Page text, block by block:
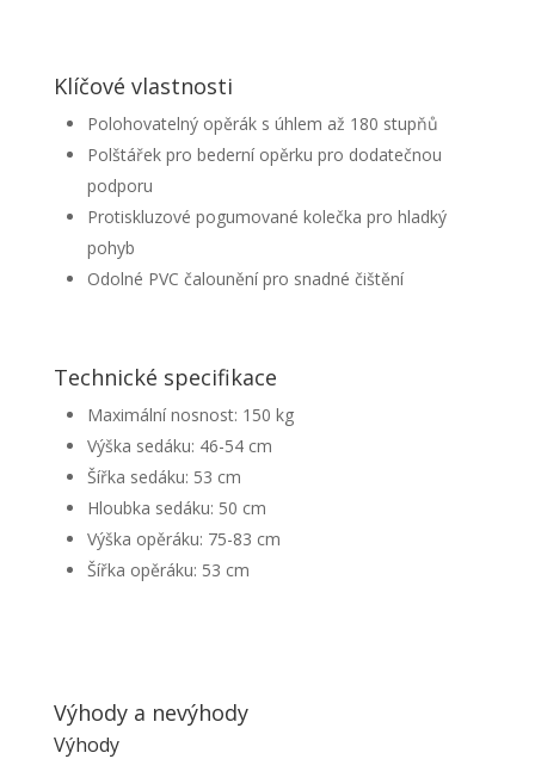
Klíčové vlastnosti
Polohovatelný opěrák s úhlem až 180 stupňů
Polštářek pro bederní opěrku pro dodatečnou
podporu
Protiskluzové pogumované kolečka pro hladký
pohyb
Odolné PVC čalounění pro snadné čištění
Technické specifikace
Maximální nosnost: 150 kg
Výška sedáku: 46-54 cm
Šířka sedáku: 53 cm
Hloubka sedáku: 50 cm
Výška opěráku: 75-83 cm
Šířka opěráku: 53 cm
Výhody a nevýhody
Výhody